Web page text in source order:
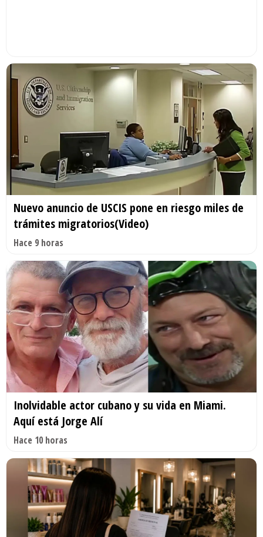
Nuevo anuncio de USCIS pone en riesgo miles de
trámites migratorios(Video)
Hace 9 horas
Inolvidable actor cubano y su vida en Miami.
Aquí está Jorge Alí
Hace 10 horas